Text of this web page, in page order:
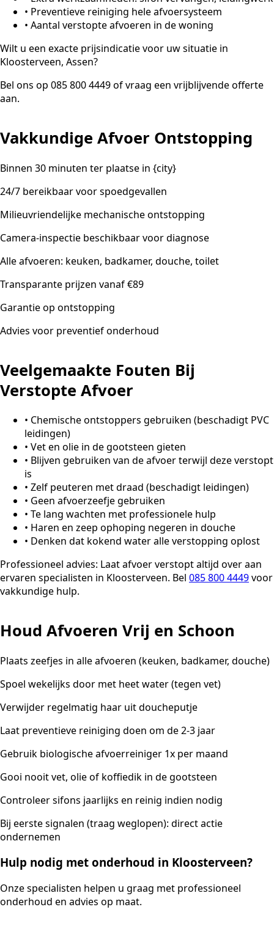
• Preventieve reiniging hele afvoersysteem
• Aantal verstopte afvoeren in de woning
Wilt u een exacte prijsindicatie voor uw situatie in
Kloosterveen, Assen?
Bel ons op 085 800 4449 of vraag een vrijblijvende offerte
aan.
Vakkundige Afvoer Ontstopping
Binnen 30 minuten ter plaatse in {city}
24/7 bereikbaar voor spoedgevallen
Milieuvriendelijke mechanische ontstopping
Camera-inspectie beschikbaar voor diagnose
Alle afvoeren: keuken, badkamer, douche, toilet
Transparante prijzen vanaf €89
Garantie op ontstopping
Advies voor preventief onderhoud
Veelgemaakte Fouten Bij
Verstopte Afvoer
• Chemische ontstoppers gebruiken (beschadigt PVC
leidingen)
• Vet en olie in de gootsteen gieten
• Blijven gebruiken van de afvoer terwijl deze verstopt
is
• Zelf peuteren met draad (beschadigt leidingen)
• Geen afvoerzeefje gebruiken
• Te lang wachten met professionele hulp
• Haren en zeep ophoping negeren in douche
• Denken dat kokend water alle verstopping oplost
Professioneel advies: Laat afvoer verstopt altijd over aan
ervaren specialisten in Kloosterveen. Bel 085 800 4449voor
vakkundige hulp.
Houd Afvoeren Vrij en Schoon
Plaats zeefjes in alle afvoeren (keuken, badkamer, douche)
Spoel wekelijks door met heet water (tegen vet)
Verwijder regelmatig haar uit doucheputje
Laat preventieve reiniging doen om de 2-3 jaar
Gebruik biologische afvoerreiniger 1x per maand
Gooi nooit vet, olie of koffiedik in de gootsteen
Controleer sifons jaarlijks en reinig indien nodig
Bij eerste signalen (traag weglopen): direct actie
ondernemen
Hulp nodig met onderhoud in Kloosterveen?
Onze specialisten helpen u graag met professioneel
onderhoud en advies op maat.